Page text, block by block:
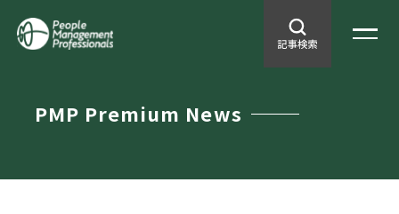
PMP Premium News